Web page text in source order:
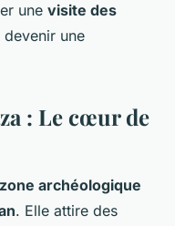
une visite des
une
: Le cœur de
zone archéologique
. Elle attire des